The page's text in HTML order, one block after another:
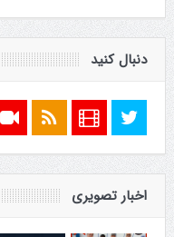
دنبال کنید
اخبار تصویری